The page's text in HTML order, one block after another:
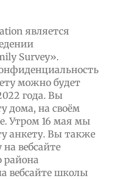
является
Survey».
можно будет
года. Вы
дома, на своём
Утром 16 мая мы
анкету. Вы также
вебсайте
района
вебсайте школы